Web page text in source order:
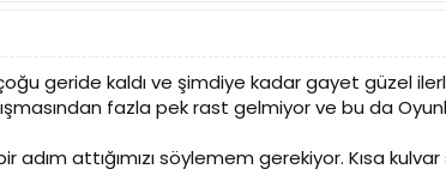
çoğu geride kaldı ve şimdiye kadar gayet güzel
fazla pek rast gelmiyor ve bu da
adım attığımızı söylemem gerekiyor. Kısa